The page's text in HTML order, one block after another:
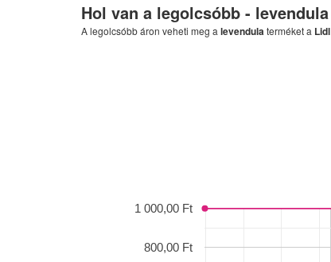
Hol van a legolcsóbb - levendula
A legolcsóbb áron veheti meg a levendulaterméket a Lidl
800,00 Ft
1 000,00 Ft